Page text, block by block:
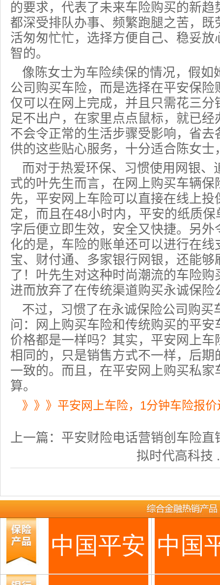
的要求，代表了未来车险购买的新
都深受排队办事、频繁跑腿之苦，
活匆匆忙忙，选择方便自己、稳妥
智的。
像陈女士为车险续保的情况，假如
公司购买车险，而是选择在平安保险
仅可以在网上完成，并且只需花三
足不出户，在家里点点鼠标，就已
不会令正常的生活步骤受影响，省
供的这些贴心服务，十分适合陈女士
而对于热爱环保、习惯使用 网银、
式的叶先生而言，在网上购买车辆保
先， 平安网上车险可以直接在线上投
定，而且在48小时内，平安的纸质
字后便立即生效，安全又快捷。另
化的是，车险的账单还可以进行在线
宝、财付通、多家银行网银 ，还能够
了！叶先生对这种时尚潮流的车险
进而放弃了在传统渠道购买永诚保险
不过，习惯了在永诚保险公司购买
问：
网上购买车险和传统购买的平安
价格都是一样吗？其实，平安 网上车
相同的，只是销售方式不一样，后
一致的。而且，在平安网上购买私家
算。
》》》平安网上车险，1分钟车险报
上一篇： 平安财险电话营销创车险直
拟时代高科技